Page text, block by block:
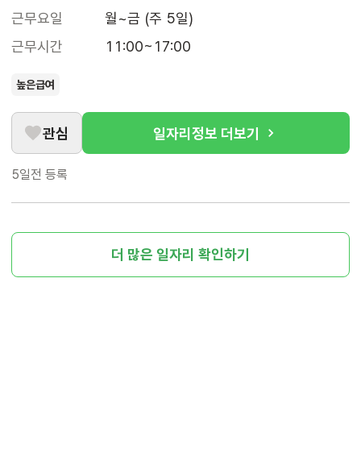
근무요일
월~금 (주 5일)
근무시간
11:00~17:00
높은급여
관심 일자리정보 더보기
5일전 등록
더 많은 일자리 확인하기